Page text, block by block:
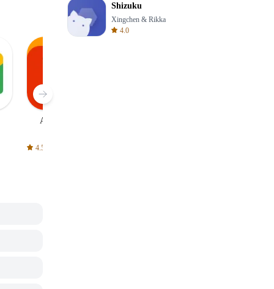
AliExpress
4.5
Shizuku
Xingchen & Rikka
4.0